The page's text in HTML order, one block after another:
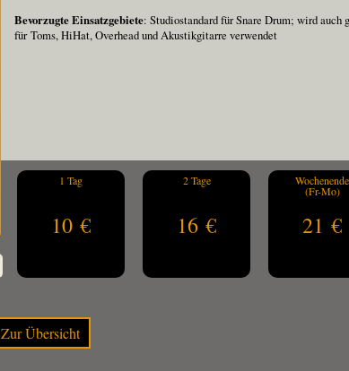
Bevorzugte Einsatzgebiete: Studiostandard für Snare Drum; wird auch
für Toms, HiHat, Overhead und Akustikgitarre verwendet
1 Tag
10 €
2 Tage
16 €
Wochenende
(Fr-Mo)
21 €
Zur Übersicht